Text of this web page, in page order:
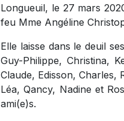
Longueuil, le 27 mars
feu Mme Angéline
Elle laisse dans le deuil
Guy-Philippe, Christina,
Claude, Edisson, Charles,
Léa, Qancy, Nadine et
ami(e)s.